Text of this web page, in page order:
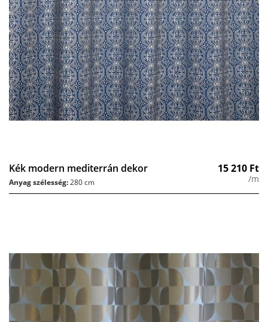
Kék modern mediterrán dekor 15 210 Ft
/m
Anyag szélesség:280 cm